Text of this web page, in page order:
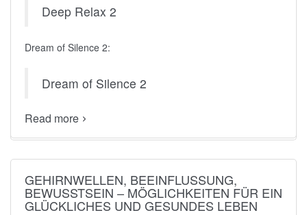
Deep Relax 2
Dream of Silence 2:
Dream of Silence 2
Read more
GEHIRNWELLEN, BEEINFLUSSUNG,
BEWUSSTSEIN – MÖGLICHKEITEN FÜR EIN G
LÜCKLICHES UND GESUNDES LEBEN